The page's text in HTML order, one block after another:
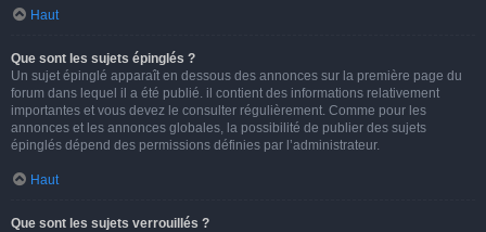
Haut
Que sont les sujets épinglés ?
Un sujet épinglé apparaît en dessous des annonces sur la première page du
forum dans lequel il a été publié. il contient des informations relativement
importantes et vous devez le consulter régulièrement. Comme pour les
annonces et les annonces globales, la possibilité de publier des sujets
épinglés dépend des permissions définies par l’administrateur.
Haut
Que sont les sujets verrouillés ?